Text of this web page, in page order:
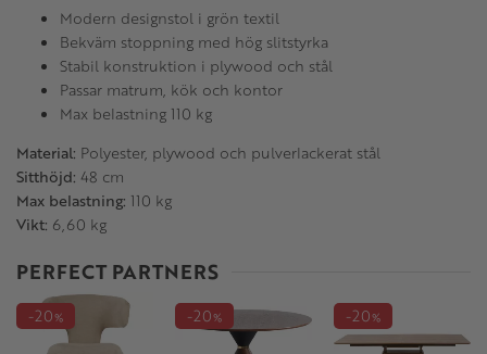
Modern designstol i grön textil
Bekväm stoppning med hög slitstyrka
Stabil konstruktion i plywood och stål
Passar matrum, kök och kontor
Max belastning 110 kg
Material: Polyester, plywood och pulverlackerat stål
Sitthöjd: 48 cm
Max belastning: 110 kg
Vikt: 6,60 kg
PERFECT PARTNERS
20% 20% 20%